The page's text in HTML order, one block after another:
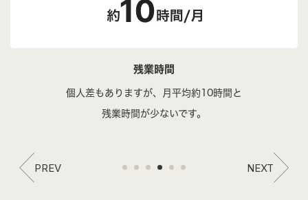
残業時間
個人差もありますが、月平均約10時間と
残業時間が少ないです。
PREV NEXT